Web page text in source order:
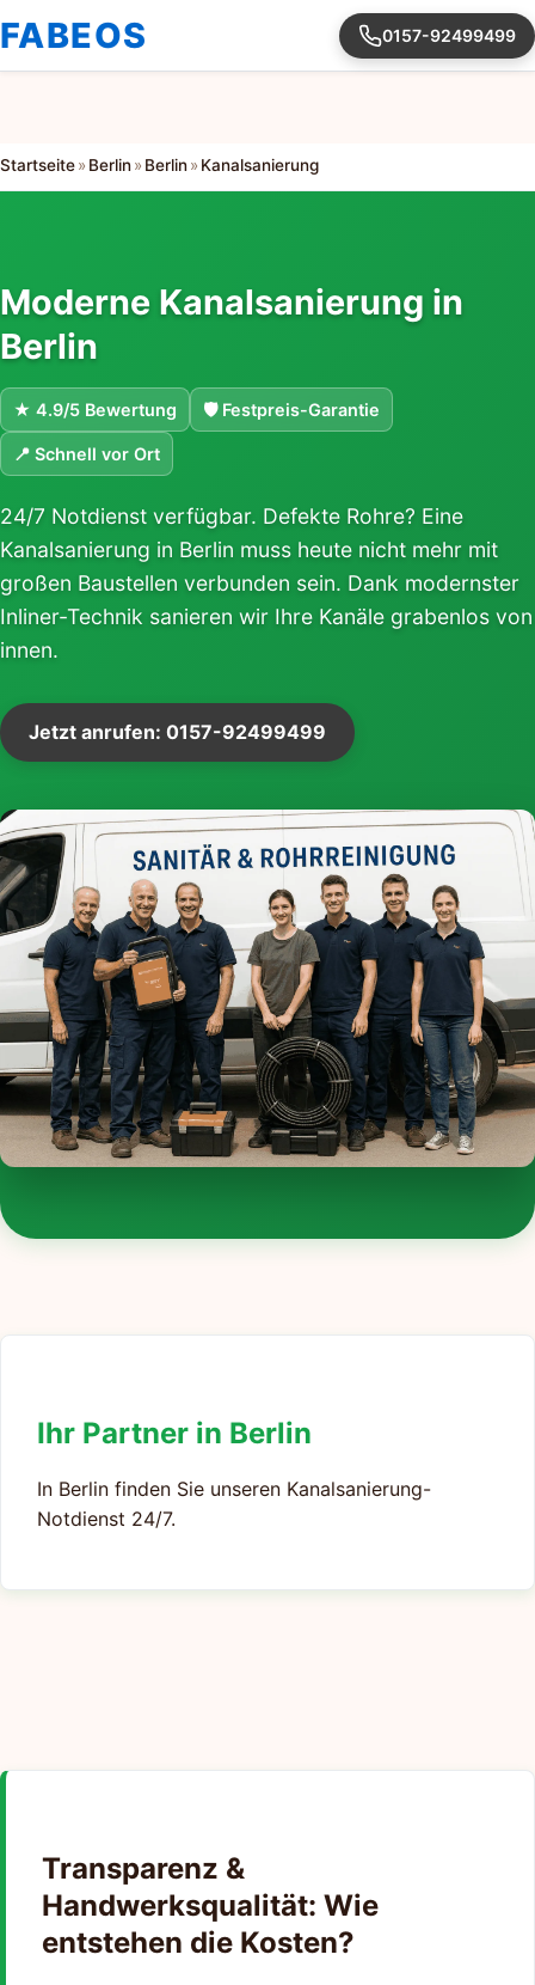
FABEOS 0157-92499499
Startseite» Berlin» Berlin» Kanalsanierung
Moderne Kanalsanierung in
Berlin
★ 4.9/5 Bewertung 🛡 Festpreis-Garantie
📍 Schnell vor Ort
24/7 Notdienst verfügbar. Defekte Rohre? Eine
Kanalsanierung in Berlin muss heute nicht mehr mit
großen Baustellen verbunden sein. Dank modernster
Inliner-Technik sanieren wir Ihre Kanäle grabenlos von
innen.
Jetzt anrufen: 0157-92499499
Ihr Partner in Berlin
In Berlin finden Sie unseren Kanalsanierung-
Notdienst 24/7.
Transparenz &
Handwerksqualität: Wie
entstehen die Kosten?